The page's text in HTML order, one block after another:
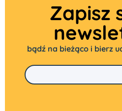
Zapisz
bądź na bieżąco i bierz